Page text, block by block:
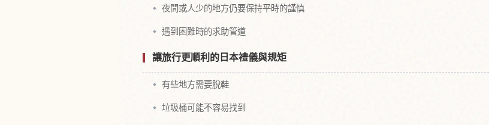
夜間或人少的地方仍要保持平時的謹慎
遇到困難時的求助管道
讓旅行更順利的日本禮儀與規矩
有些地方需要脫鞋
垃圾桶可能不容易找到